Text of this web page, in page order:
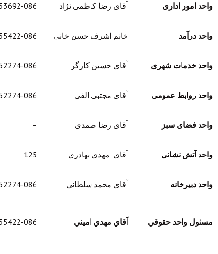
اداری آقای رضا کاظمی نژاد 35453692-086
خانم اشرف حسن خانی 35455422-086
شهری آقای حسین کارگر 35452274-086
عمومی آقای مجتبی الفی 35452274-086
سبز آقای رضا صمدی
نشانی آقای مهدی بهادری
آقای محمد سلطانی 35452274-086
واحد حقوقي آقاي مهدي اميني 35455422-086